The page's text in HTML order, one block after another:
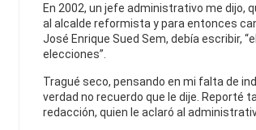
En 2002, un jefe administrativo me dijo,
al alcalde reformista y para entonces
José Enrique Sued Sem, debía escribir,
elecciones”.
Tragué seco, pensando en mi falta de
verdad no recuerdo que le dije. Reporté
redacción, quien le aclaró al